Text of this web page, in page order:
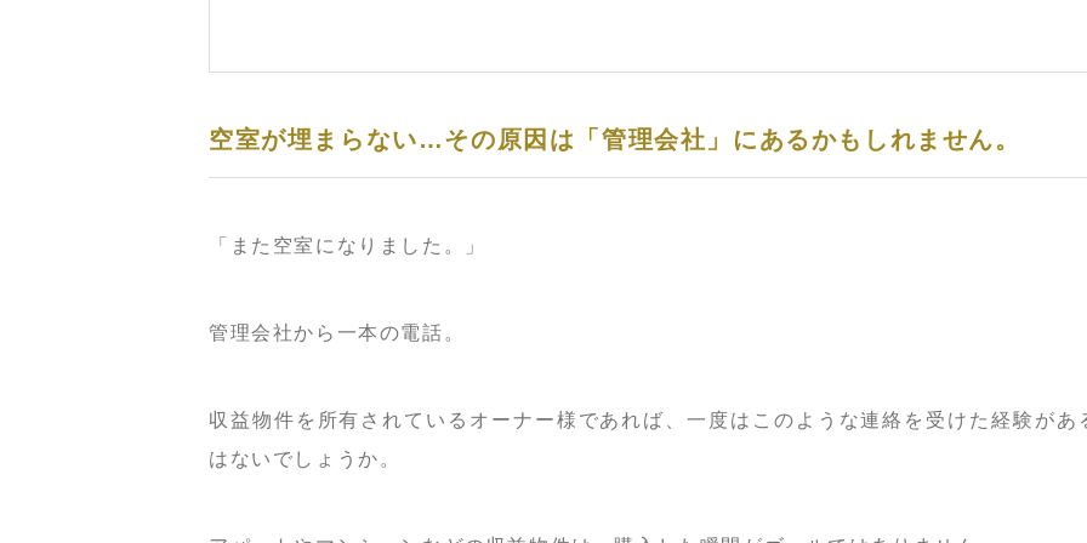
空室が埋まらない…その原因は「管理会社」にあるかもしれません。
「また空室になりました。」
管理会社から一本の電話。
収益物件を所有されているオーナー様であれば、一度はこのような連絡を受けた経験があ
はないでしょうか。